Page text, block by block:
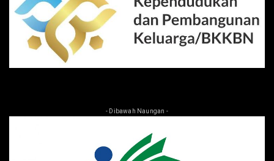
- Dibawah Naungan -